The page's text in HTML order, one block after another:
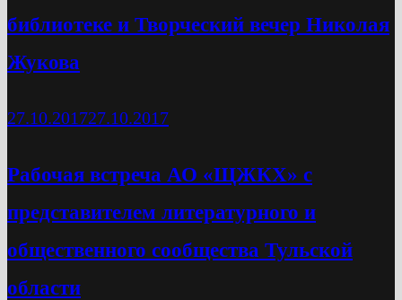
библиотеке и Творческий вечер Николая
Жукова
27.10.201727.10.2017
Рабочая встреча АО «ЩЖКХ» с
представителем литературного и
общественного сообщества Тульской
области